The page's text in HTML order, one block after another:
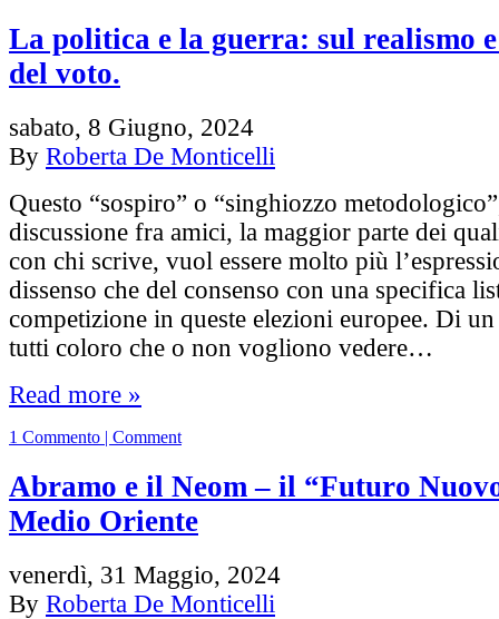
La politica e la guerra: sul realismo
del voto.
sabato, 8 Giugno, 2024
By Roberta De Monticelli
Questo “sospiro” o “singhiozzo
discussione fra amici, la maggior parte dei
con chi scrive, vuol essere molto più
dissenso che del consenso con una specifica
competizione in queste elezioni europee. Di
tutti coloro che o non vogliono vedere…
Read more »
1 Commento | Comment
Abramo e il Neom – il “Futuro
Medio Oriente
venerdì, 31 Maggio, 2024
By Roberta De Monticelli